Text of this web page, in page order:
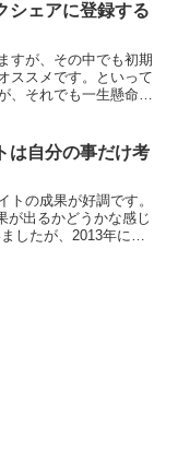
シェアに登録する
すが、その中でも初期
ススメです。といって
、それでも一生懸命や
は自分の事だけ考
トの成果が好調です。
が出るかどうかな感じ
したが、2013年に入